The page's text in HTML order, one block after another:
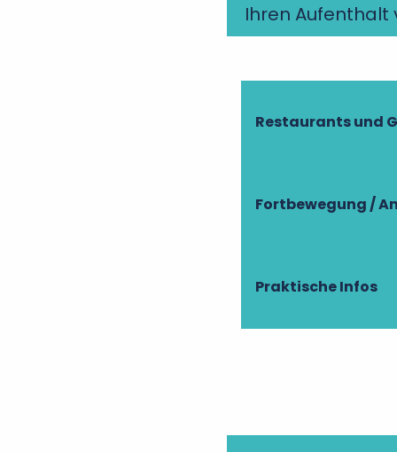
Ihren Aufenthalt
Restaurants und
Fortbewegung /
Praktische Infos